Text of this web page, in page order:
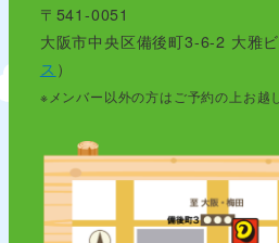
〒541-0051
大阪市中央区備後町3-6-2 大雅
ス ）
※メンバー以外の方はご予約の上お越